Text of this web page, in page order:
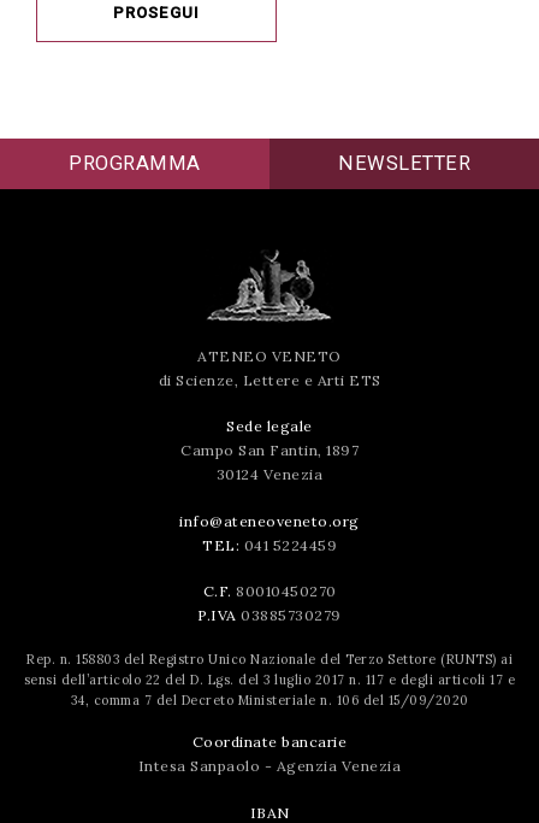
PROSEGUI
PROGRAMMA NEWSLETTER
ATENEO VENETO
di Scienze, Lettere e Arti ETS
Sede legale
Campo San Fantin, 1897
30124 Venezia
info@ateneoveneto.org
TEL: 041 5224459
C.F. 80010450270
P.IVA 03885730279
Rep. n. 158803 del Registro Unico Nazionale del Terzo Settore (RUNTS) ai
sensi dell’articolo 22 del D. Lgs. del 3 luglio 2017 n. 117 e degli articoli 17 e
34, comma 7 del Decreto Ministeriale n. 106 del 15/09/2020
Coordinate bancarie
Intesa Sanpaolo - Agenzia Venezia
IBAN